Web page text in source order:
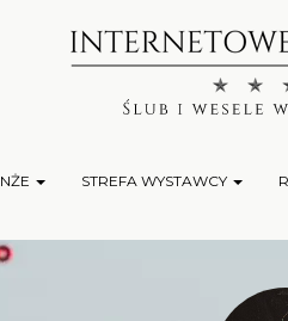
STREFA WYSTAWCY